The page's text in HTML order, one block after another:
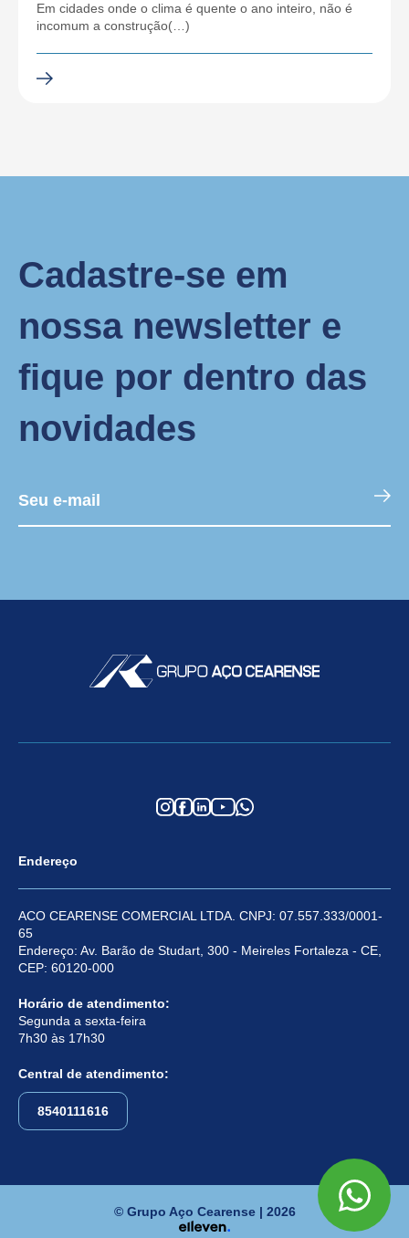
Em cidades onde o clima é quente o ano inteiro, não é
incomum a construção(…)
Cadastre-se em
nossa newsletter e
fique por dentro das
novidades
Endereço
ACO CEARENSE COMERCIAL LTDA. CNPJ: 07.557.333/0001-
65
Endereço: Av. Barão de Studart, 300 - Meireles Fortaleza - CE,
CEP: 60120-000
Horário de atendimento:
Segunda a sexta-feira
7h30 às 17h30
Central de atendimento:
8540111616
© Grupo Aço Cearense | 2026